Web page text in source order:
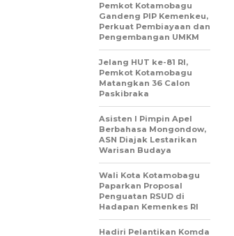
Pemkot Kotamobagu
Gandeng PIP Kemenkeu,
Perkuat Pembiayaan dan
Pengembangan UMKM
Jelang HUT ke-81 RI,
Pemkot Kotamobagu
Matangkan 36 Calon
Paskibraka
Asisten I Pimpin Apel
Berbahasa Mongondow,
ASN Diajak Lestarikan
Warisan Budaya
Wali Kota Kotamobagu
Paparkan Proposal
Penguatan RSUD di
Hadapan Kemenkes RI
Hadiri Pelantikan Komda